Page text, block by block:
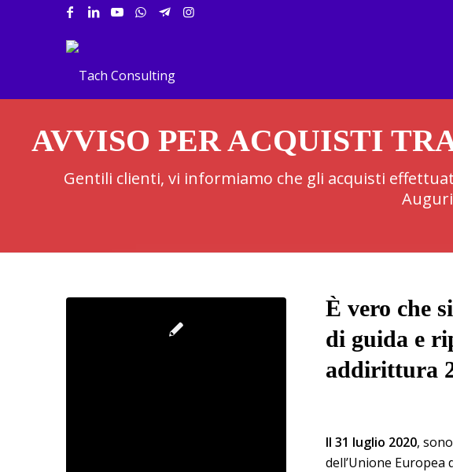
AVVISO PER ACQUISTI
Gentili clienti, vi informiamo che gli acquisti
È vero che
di guida e
addirittura
Il 31 luglio 2020,
dell’Unione Europea